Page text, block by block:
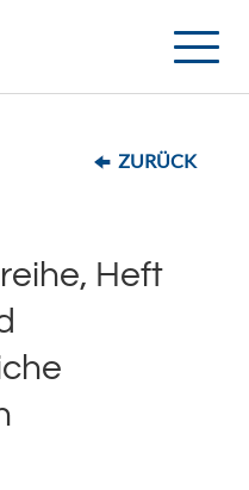
Toggle
ZURÜCK
Heft